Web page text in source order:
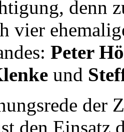
denn
vier
Peter
und
der
den Einsatz